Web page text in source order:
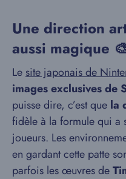
Une direction
aussi magique
Le site japonais de
images exclusives de
puisse dire, c’est que la
fidèle à la formule qui a
joueurs. Les
en gardant cette patte
parfois les œuvres de